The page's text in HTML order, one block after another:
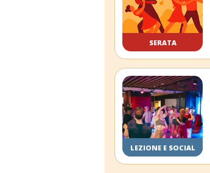
SERATA
LEZIONE E SOCIAL